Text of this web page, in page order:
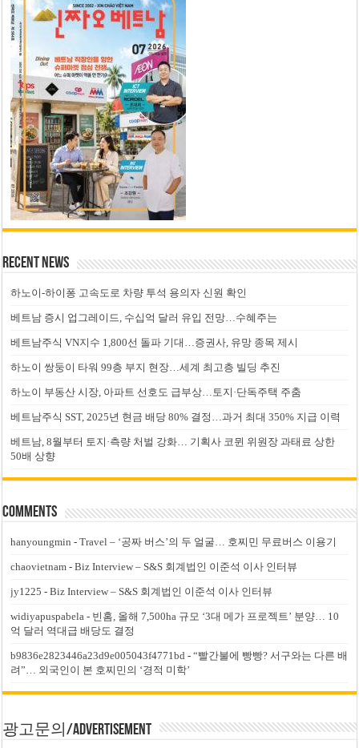
Recent News
하노이-하이퐁 고속도로 차량 투석 용의자 신원 확인
베트남 증시 업그레이드, 수십억 달러 유입 전망…수혜주는
베트남주식 VN지수 1,800선 돌파 기대…증권사, 유망 종목 제시
하노이 쌍둥이 타워 99층 부지 현장…세계 최고층 빌딩 추진
하노이 부동산 시장, 아파트 선호도 급부상…토지·단독주택 주춤
베트남주식 SST, 2025년 현금 배당 80% 결정…과거 최대 350% 지급 이력
베트남, 8월부터 토지·측량 처벌 강화… 기획사 코뮌 위원장 과태료 상한
50배 상향
Comments
hanyoungmin -Travel – ‘공짜 버스’의 두 얼굴… 호찌민 무료버스 이용기
chaovietnam -Biz Interview – S&S 회계법인 이준석 이사 인터뷰
jy1225 -Biz Interview – S&S 회계법인 이준석 이사 인터뷰
widiyapuspabela - 빈홈, 올해 7,500ha 규모 ‘3대 메가 프로젝트’ 분양… 10
억 달러 역대급 배당도 결정
b9836e2823446a23d9e005043f4771bd -“빨간불에 빵빵? 서구와는 다른 배
려”… 외국인이 본 호찌민의 ‘경적 미학’
광고문의/Advertisement